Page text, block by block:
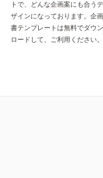
トで、どんな企画案にも合う
ザインになっております。企画
書テンプレートは無料でダウン
ロードして、ご利用ください。